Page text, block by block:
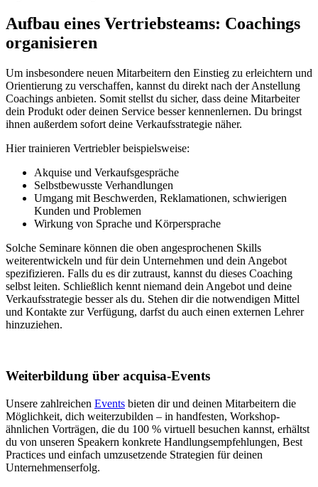
Aufbau eines Vertriebsteams: Coachings
organisieren
Um insbesondere neuen Mitarbeitern den Einstieg zu erleichtern und
Orientierung zu verschaffen, kannst du direkt nach der Anstellung
Coachings anbieten. Somit stellst du sicher, dass deine Mitarbeiter
dein Produkt oder deinen Service besser kennenlernen. Du bringst
ihnen außerdem sofort deine Verkaufsstrategie näher.
Hier trainieren Vertriebler beispielsweise:
Akquise und Verkaufsgespräche
Selbstbewusste Verhandlungen
Umgang mit Beschwerden, Reklamationen, schwierigen
Kunden und Problemen
Wirkung von Sprache und Körpersprache
Solche Seminare können die oben angesprochenen Skills
weiterentwickeln und für dein Unternehmen und dein Angebot
spezifizieren. Falls du es dir zutraust, kannst du dieses Coaching
selbst leiten. Schließlich kennt niemand dein Angebot und deine
Verkaufsstrategie besser als du. Stehen dir die notwendigen Mittel
und Kontakte zur Verfügung, darfst du auch einen externen Lehrer
hinzuziehen.
Weiterbildung über acquisa-Events
Unsere zahlreichen Events bieten dir und deinen Mitarbeitern die
Möglichkeit, dich weiterzubilden – in handfesten, Workshop-
ähnlichen Vorträgen, die du 100 % virtuell besuchen kannst, erhältst
du von unseren Speakern konkrete Handlungsempfehlungen, Best
Practices und einfach umzusetzende Strategien für deinen
Unternehmenserfolg.